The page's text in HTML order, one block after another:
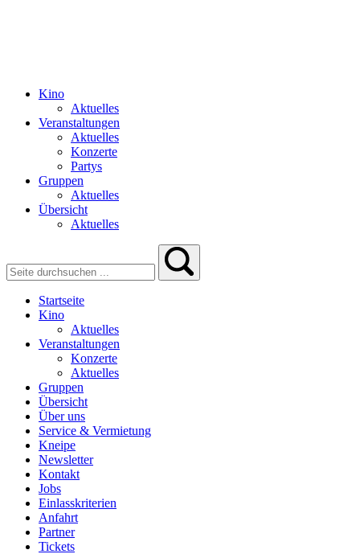
Kino
Aktuelles
Veranstaltungen
Aktuelles
Konzerte
Partys
Gruppen
Aktuelles
Übersicht
Aktuelles
Startseite
Kino
Aktuelles
Veranstaltungen
Konzerte
Aktuelles
Gruppen
Übersicht
Über uns
Service & Vermietung
Kneipe
Newsletter
Kontakt
Jobs
Einlasskriterien
Anfahrt
Partner
Tickets